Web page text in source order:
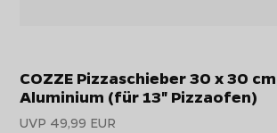
COZZE Pizzaschieber 30 x 30
Aluminium (für 13" Pizzaofen)
UVP 49,99 EUR